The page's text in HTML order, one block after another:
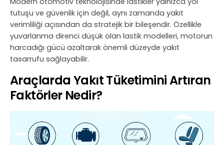
tutuşu ve güvenlik için değil, aynı zamanda yakıt
verimliliği açısından da stratejik bir bileşendir. Özellikle
yuvarlanma direnci düşük olan lastik modelleri, motorun
harcadığı gücü azaltarak önemli düzeyde yakıt
tasarrufu sağlayabilir.
Araçlarda Yakıt Tüketimini Artıran
Faktörler Nedir?